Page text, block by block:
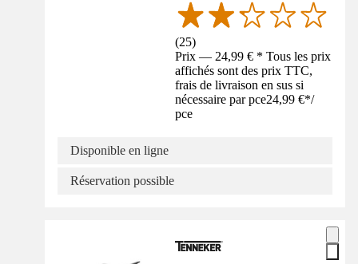
(25)
Prix — 24,99 € * Tous les prix
affichés sont des prix TTC,
frais de livraison en sus si
nécessaire par pce24,99 €*/
pce
Disponible en ligne
Réservation possible